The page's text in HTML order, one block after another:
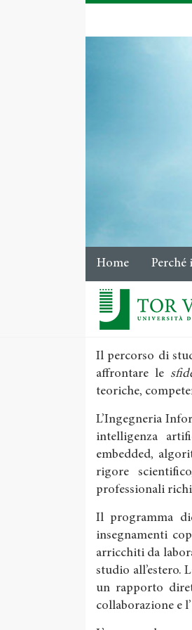
Home Perché
Il percorso di
affrontare le
teoriche,
L’Ingegneria
intelligenza
embedded,
rigore
professionali
Il programma
insegnamenti
arricchiti da
studio all’estero.
un rapporto
collaborazione e